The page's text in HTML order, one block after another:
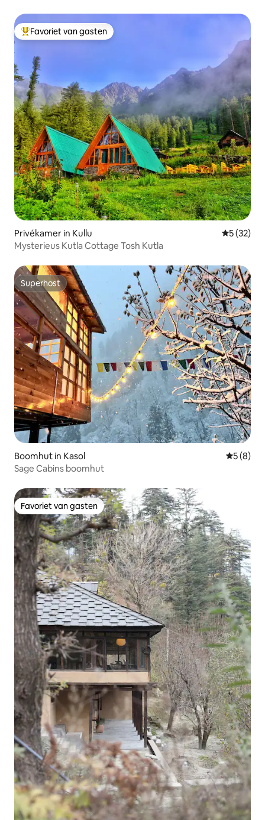
Topfavoriet van gasten
Favoriet van gasten
Privékamer in Kullu
5 (32)
Mysterieus Kutla Cottage Tosh Kutla
Superhost
Superhost
Boomhut in Kasol
5 (8)
Sage Cabins boomhut
Favoriet van gasten
Favoriet van gasten